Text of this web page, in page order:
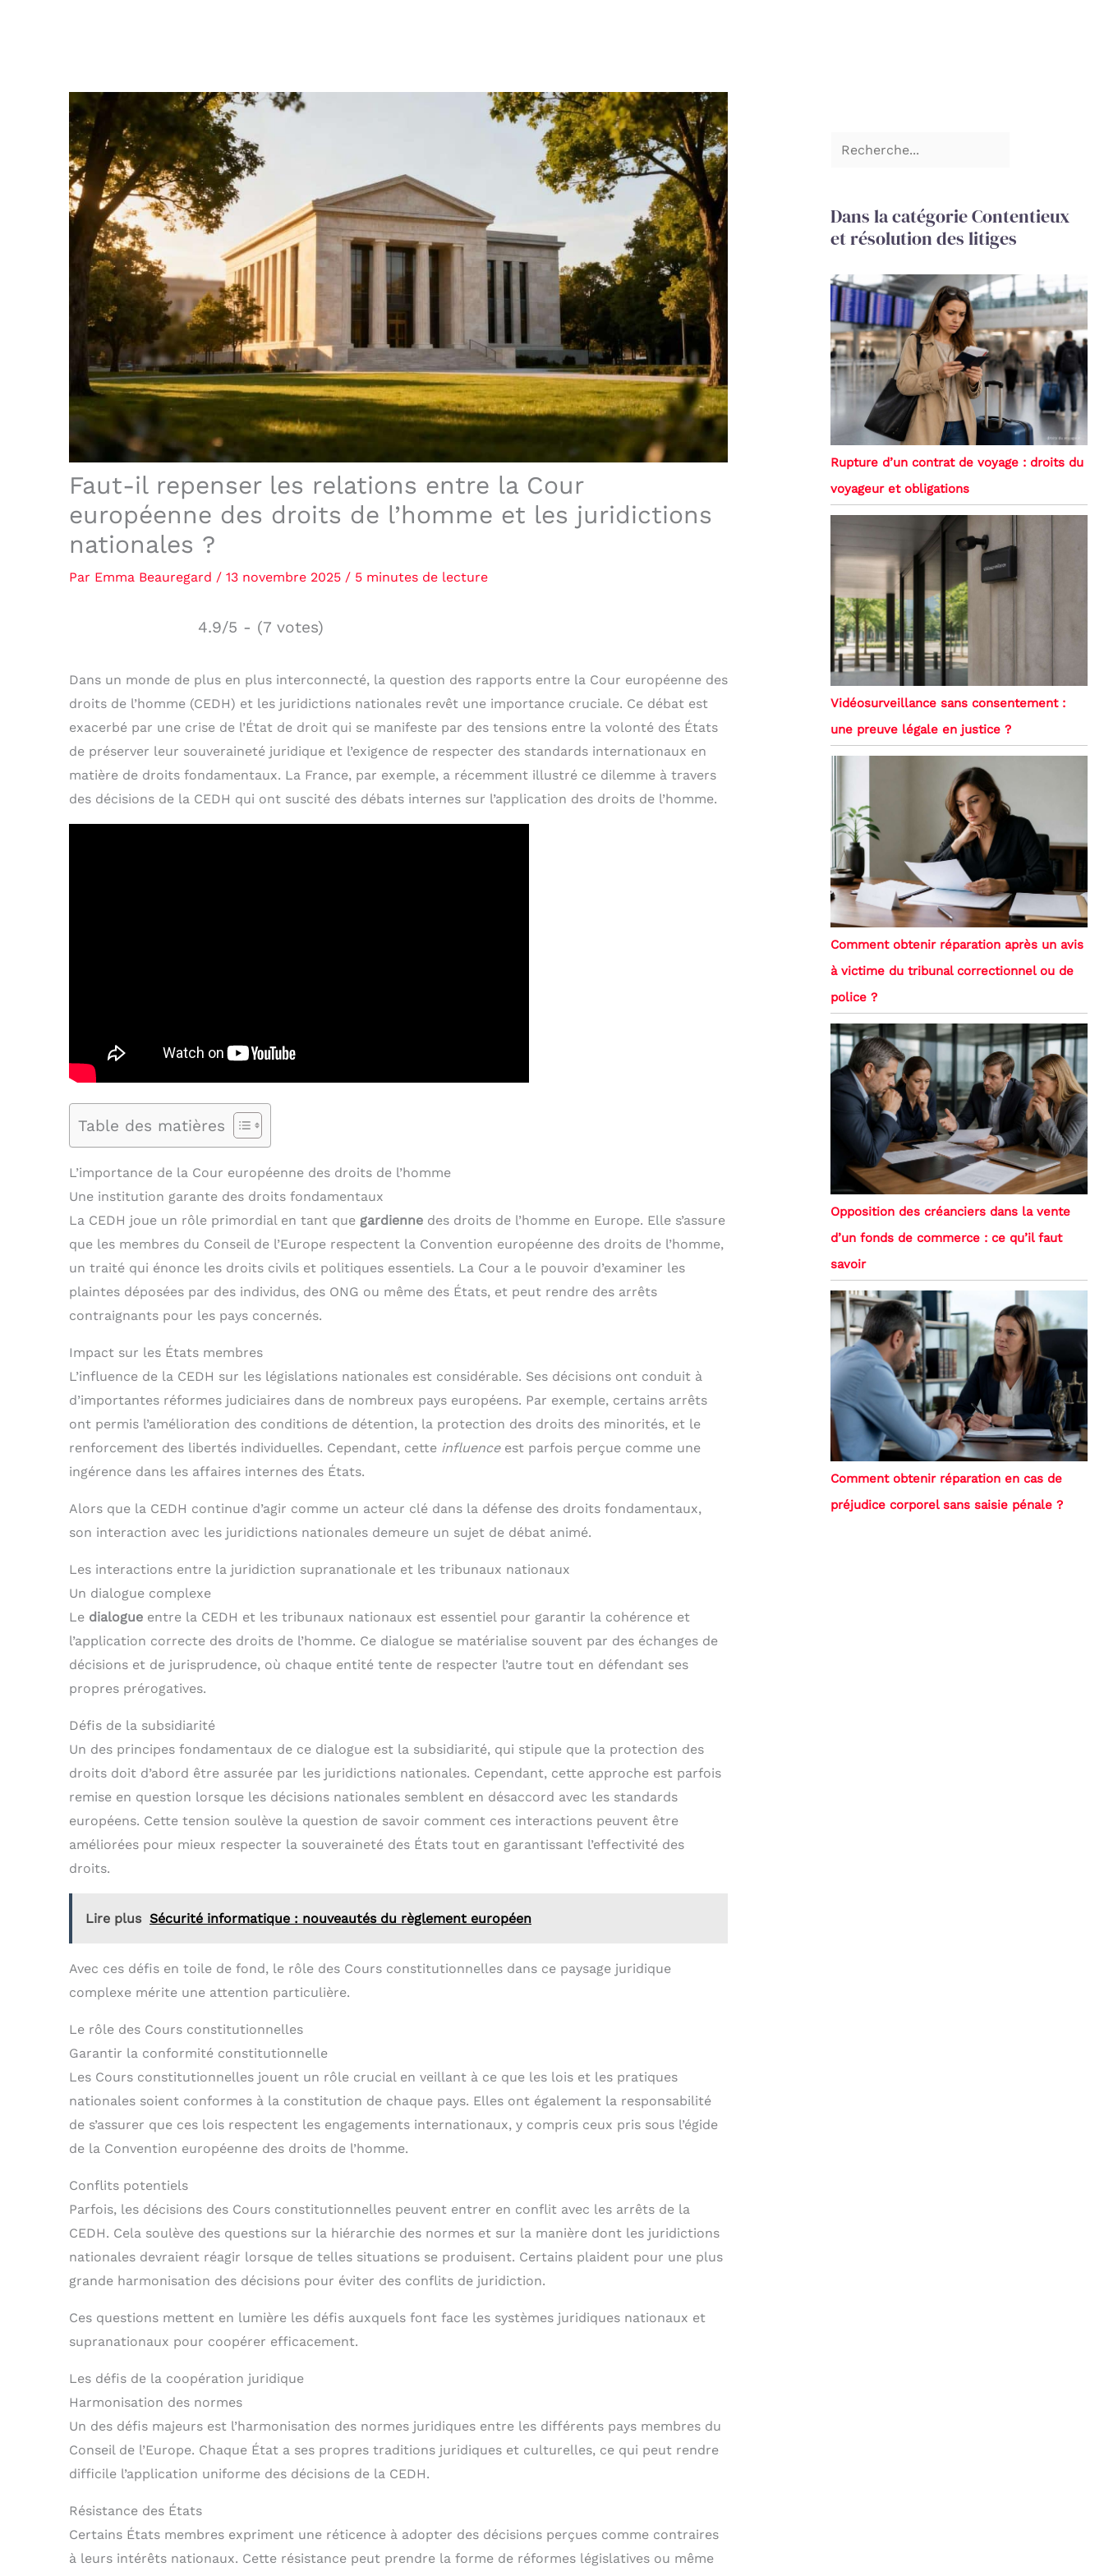
Faut-il repenser les relations entre la Cour
européenne des droits de l’homme et les juridictions
nationales ?
Par Emma Beauregard / 13 novembre 2025 / 5 minutes de lecture
4.9/5 - (7 votes)
Dans un monde de plus en plus interconnecté, la question des rapports entre la Cour européenne des
droits de l’homme (CEDH) et les juridictions nationales revêt une importance cruciale. Ce débat est
exacerbé par une crise de l’État de droit qui se manifeste par des tensions entre la volonté des États
de préserver leur souveraineté juridique et l’exigence de respecter des standards internationaux en
matière de droits fondamentaux. La France, par exemple, a récemment illustré ce dilemme à travers
des décisions de la CEDH qui ont suscité des débats internes sur l’application des droits de l’homme.
Table des matières
L’importance de la Cour européenne des droits de l’homme
Une institution garante des droits fondamentaux
La CEDH joue un rôle primordial en tant que gardienne des droits de l’homme en Europe. Elle s’assure
que les membres du Conseil de l’Europe respectent la Convention européenne des droits de l’homme,
un traité qui énonce les droits civils et politiques essentiels. La Cour a le pouvoir d’examiner les
plaintes déposées par des individus, des ONG ou même des États, et peut rendre des arrêts
contraignants pour les pays concernés.
Impact sur les États membres
L’influence de la CEDH sur les législations nationales est considérable. Ses décisions ont conduit à
d’importantes réformes judiciaires dans de nombreux pays européens. Par exemple, certains arrêts
ont permis l’amélioration des conditions de détention, la protection des droits des minorités, et le
renforcement des libertés individuelles. Cependant, cette influenceest parfois perçue comme une
ingérence dans les affaires internes des États.
Alors que la CEDH continue d’agir comme un acteur clé dans la défense des droits fondamentaux,
son interaction avec les juridictions nationales demeure un sujet de débat animé.
Les interactions entre la juridiction supranationale et les tribunaux nationaux
Un dialogue complexe
Le dialogue entre la CEDH et les tribunaux nationaux est essentiel pour garantir la cohérence et
l’application correcte des droits de l’homme. Ce dialogue se matérialise souvent par des échanges de
décisions et de jurisprudence, où chaque entité tente de respecter l’autre tout en défendant ses
propres prérogatives.
Défis de la subsidiarité
Un des principes fondamentaux de ce dialogue est la subsidiarité, qui stipule que la protection des
droits doit d’abord être assurée par les juridictions nationales. Cependant, cette approche est parfois
remise en question lorsque les décisions nationales semblent en désaccord avec les standards
européens. Cette tension soulève la question de savoir comment ces interactions peuvent être
améliorées pour mieux respecter la souveraineté des États tout en garantissant l’effectivité des
droits.
Lire plus Sécurité informatique : nouveautés du règlement européen
Avec ces défis en toile de fond, le rôle des Cours constitutionnelles dans ce paysage juridique
complexe mérite une attention particulière.
Le rôle des Cours constitutionnelles
Garantir la conformité constitutionnelle
Les Cours constitutionnelles jouent un rôle crucial en veillant à ce que les lois et les pratiques
nationales soient conformes à la constitution de chaque pays. Elles ont également la responsabilité
de s’assurer que ces lois respectent les engagements internationaux, y compris ceux pris sous l’égide
de la Convention européenne des droits de l’homme.
Conflits potentiels
Parfois, les décisions des Cours constitutionnelles peuvent entrer en conflit avec les arrêts de la
CEDH. Cela soulève des questions sur la hiérarchie des normes et sur la manière dont les juridictions
nationales devraient réagir lorsque de telles situations se produisent. Certains plaident pour une plus
grande harmonisation des décisions pour éviter des conflits de juridiction.
Ces questions mettent en lumière les défis auxquels font face les systèmes juridiques nationaux et
supranationaux pour coopérer efficacement.
Les défis de la coopération juridique
Harmonisation des normes
Un des défis majeurs est l’harmonisation des normes juridiques entre les différents pays membres du
Conseil de l’Europe. Chaque État a ses propres traditions juridiques et culturelles, ce qui peut rendre
difficile l’application uniforme des décisions de la CEDH.
Résistance des États
Certains États membres expriment une réticence à adopter des décisions perçues comme contraires
à leurs intérêts nationaux. Cette résistance peut prendre la forme de réformes législatives ou même
Dans la catégorie Contentieux
et résolution des litiges
Rupture d’un contrat de voyage : droits du
voyageur et obligations
Vidéosurveillance sans consentement :
une preuve légale en justice ?
Comment obtenir réparation après un avis
à victime du tribunal correctionnel ou de
police ?
Opposition des créanciers dans la vente
d’un fonds de commerce : ce qu’il faut
savoir
Comment obtenir réparation en cas de
préjudice corporel sans saisie pénale ?